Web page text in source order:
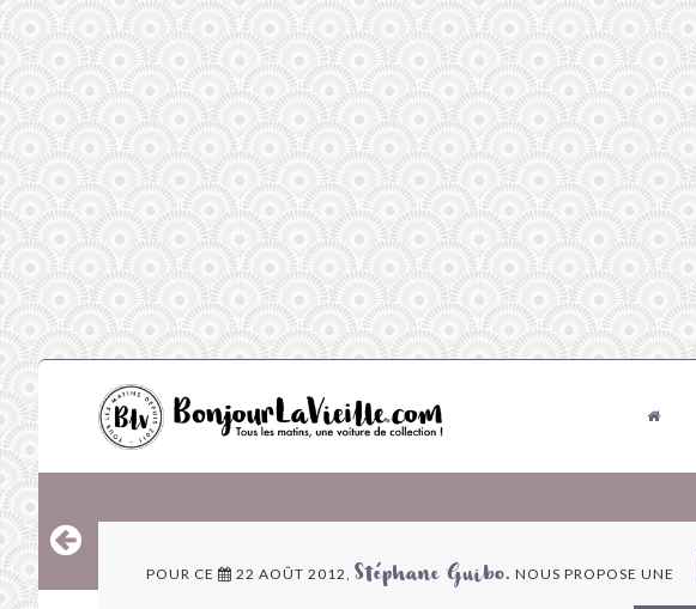
POUR CE 22 AOÛT 2012, Stéphane Guibo. NOUS PROPOSE UNE